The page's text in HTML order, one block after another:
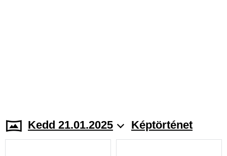
Kedd 21.01.2025 Képtörténet